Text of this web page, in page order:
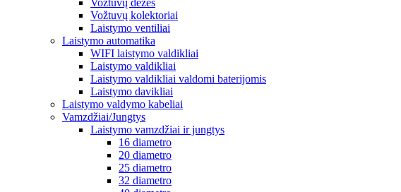
Vožtuvų dėžės
Vožtuvų kolektoriai
Laistymo ventiliai
Laistymo automatika
WIFI laistymo valdikliai
Laistymo valdikliai
Laistymo valdikliai valdomi baterijomis
Laistymo davikliai
Laistymo valdymo kabeliai
Vamzdžiai/Jungtys
Laistymo vamzdžiai ir jungtys
16 diametro
20 diametro
25 diametro
32 diametro